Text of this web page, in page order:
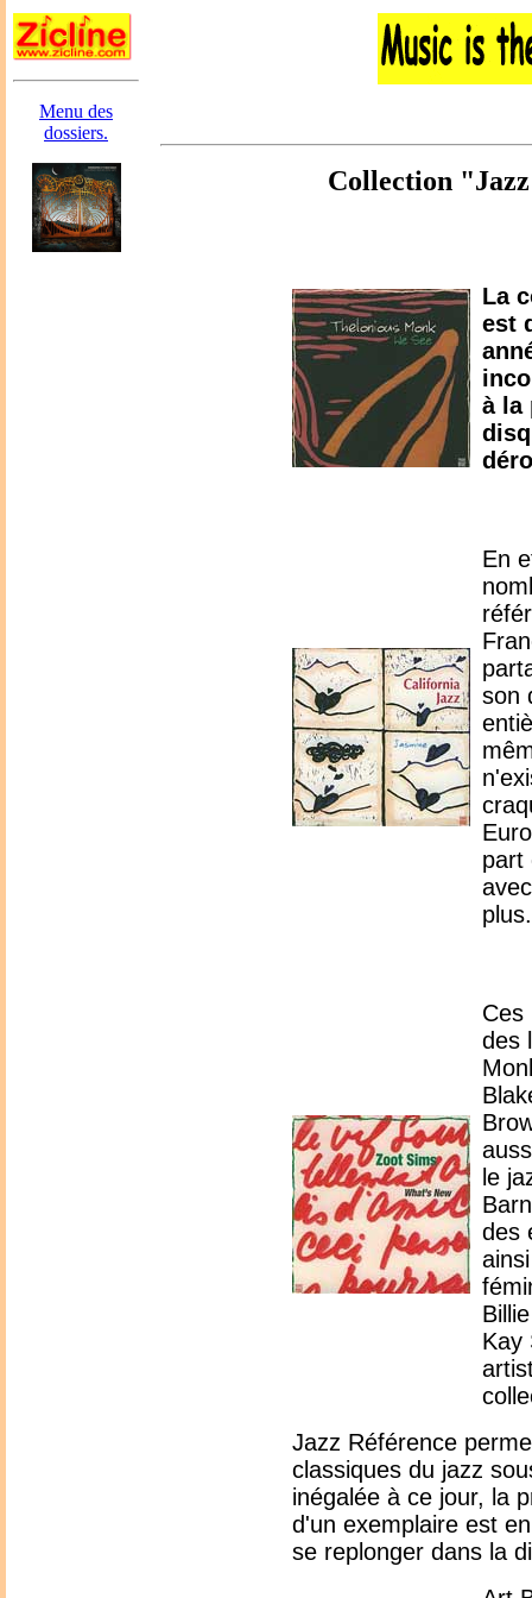
Menu des
dossiers.
Collection
La
est
à la
En
son
part
plus.
Ces
des
le
des
Kay
Jazz Référence
classiques du jazz
inégalée à ce jour, la
d'un exemplaire est
se replonger dans la